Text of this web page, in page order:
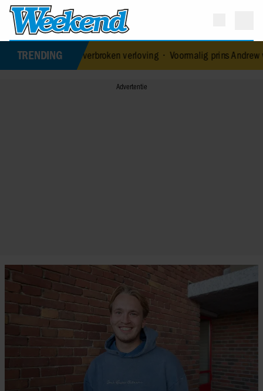
TRENDING
na verbroken verloving• Voormalig prins Andrew werd